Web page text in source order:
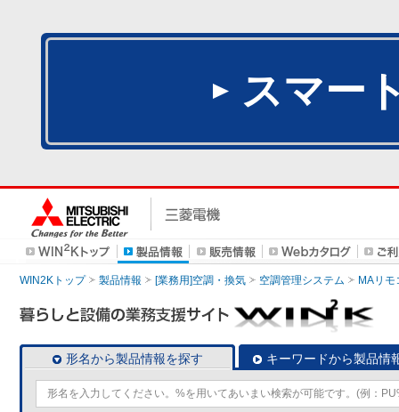
スマー
WIN2Kトップ 製品情報 [業務用]空調・換気 空調管理システム MAリモ
形名から製品情報を探す キーワードから製品情